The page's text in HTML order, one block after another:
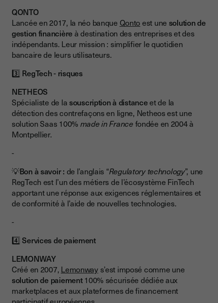
QONTO
Lancée en 2017, la néo banque Qontoest une solution de
gestion financièreà destination des entreprises et des
indépendants. Leur mission : simplifier le quotidien
bancaire de leurs utilisateurs.
3️⃣ RegTech - risques
NETHEOS
Spécialiste de lasouscription à distanceet de la
détection des contrefaçons en ligne, Netheos est une
solution Saas 100% made in France fondée en 2004 à
Montpellier.
-
💡Bon à savoir : de l’anglais “Regulatory technology”, une
RegTech est l’un des métiers de l’écosystème FinTech
apportant une réponse aux exigences réglementaires et
de conformité à l’aide de nouvelles technologies.
-
4️⃣Services de paiement
LEMONWAY
Créé en 2007, Lemonways’est imposé comme une
solution de paiement100% sécurisée dédiée aux
marketplaces et aux plateformes de financement